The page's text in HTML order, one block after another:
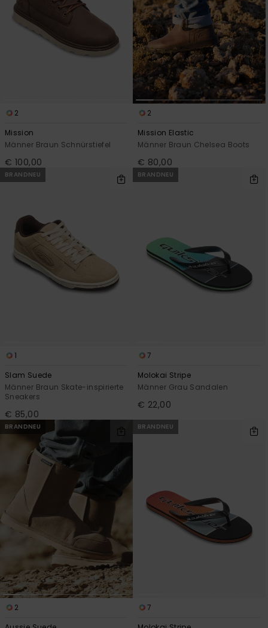
2
Mission
Männer Braun Schnürstiefel
€ 100,00
2
Mission Elastic
Männer Braun Chelsea Boots
€ 80,00
BRANDNEU
1
Slam Suede
Männer Braun Skate-inspirierte
Sneakers
€ 85,00
BRANDNEU
7
Molokai Stripe
Männer Grau Sandalen
€ 22,00
BRANDNEU
2
BRANDNEU
7